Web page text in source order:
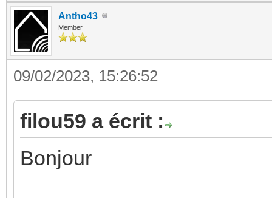
Antho43
Member
09/02/2023, 15:26:52
filou59 a écrit :
Bonjour